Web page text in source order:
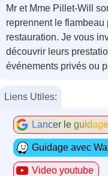
Mr et Mme Pillet-Will
reprennent le
restauration. Je vous
découvrir leurs
événements privés ou
Liens Utiles:
Lancer le
Guidage avec
Video youtube